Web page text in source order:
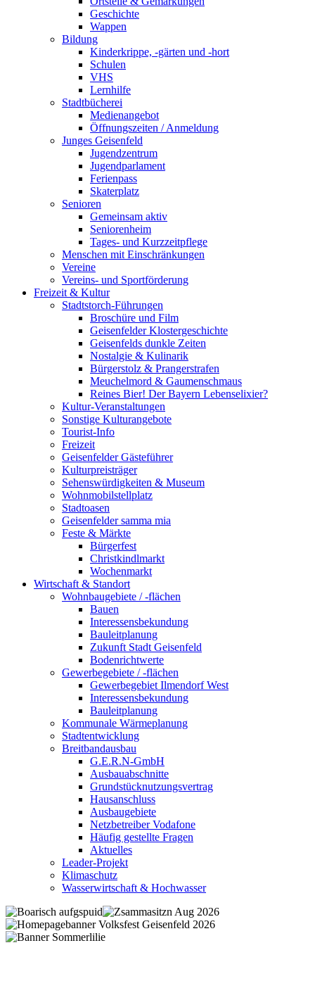
Geschichte
Wappen
Bildung
Kinderkrippe, -gärten und -hort
Schulen
VHS
Lernhilfe
Stadtbücherei
Medienangebot
Öffnungszeiten / Anmeldung
Junges Geisenfeld
Jugendzentrum
Jugendparlament
Ferienpass
Skaterplatz
Senioren
Gemeinsam aktiv
Seniorenheim
Tages- und Kurzzeitpflege
Menschen mit Einschränkungen
Vereine
Vereins- und Sportförderung
Freizeit & Kultur
Stadtstorch-Führungen
Broschüre und Film
Geisenfelder Klostergeschichte
Geisenfelds dunkle Zeiten
Nostalgie & Kulinarik
Bürgerstolz & Prangerstrafen
Meuchelmord & Gaumenschmaus
Reines Bier! Der Bayern Lebenselixier?
Kultur-Veranstaltungen
Sonstige Kulturangebote
Tourist-Info
Freizeit
Geisenfelder Gästeführer
Kulturpreisträger
Sehenswürdigkeiten & Museum
Wohnmobilstellplatz
Stadtoasen
Geisenfelder samma mia
Feste & Märkte
Bürgerfest
Christkindlmarkt
Wochenmarkt
Wirtschaft & Standort
Wohnbaugebiete / -flächen
Bauen
Interessensbekundung
Bauleitplanung
Zukunft Stadt Geisenfeld
Bodenrichtwerte
Gewerbegebiete / -flächen
Gewerbegebiet Ilmendorf West
Interessensbekundung
Bauleitplanung
Kommunale Wärmeplanung
Stadtentwicklung
Breitbandausbau
G.E.R.N-GmbH
Ausbauabschnitte
Grundstücknutzungsvertrag
Hausanschluss
Ausbaugebiete
Netzbetreiber Vodafone
Häufig gestellte Fragen
Aktuelles
Leader-Projekt
Klimaschutz
Wasserwirtschaft & Hochwasser